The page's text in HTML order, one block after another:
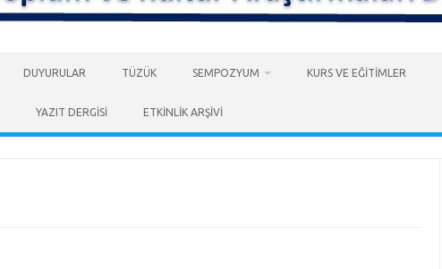
DUYURULAR TÜZÜK SEMPOZYUM KURS VE EĞİTİMLER
YAZIT DERGİSİ ETKİNLİK ARŞİVİ